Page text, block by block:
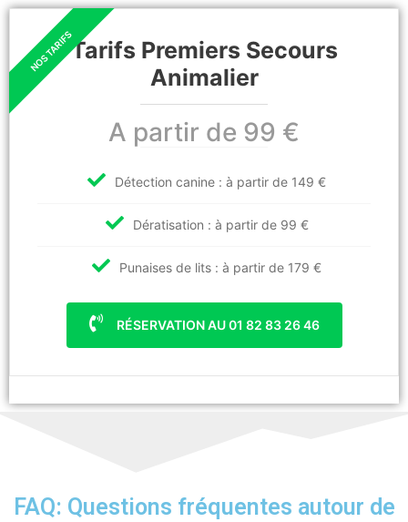
Tarifs Premiers Secours
Animalier
A partir de 99 €
Détection canine : à partir de 149 €
Dératisation : à partir de 99 €
Punaises de lits : à partir de 179 €
RÉSERVATION AU 01 82 83 26 46
FAQ: Questions fréquentes autour de